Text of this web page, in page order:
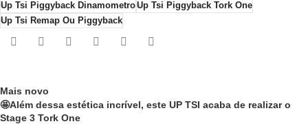
Up Tsi Piggyback DinamometroUp Tsi Piggyback Tork One
Up Tsi Remap Ou Piggyback
Mais novo
🤩Além dessa estética incrível, este UP TSI acaba de realizar o
Stage 3 Tork One